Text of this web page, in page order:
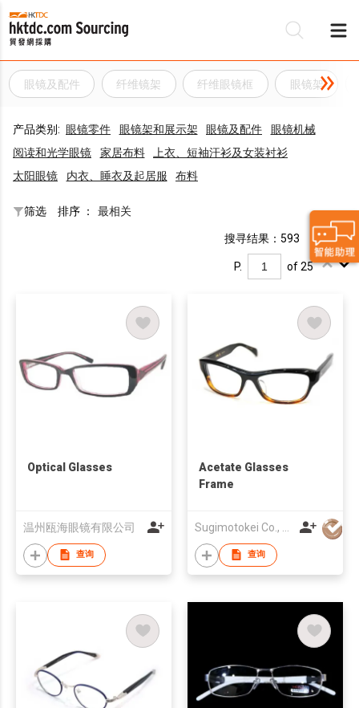
眼镜及配件 纤维镜架 纤维眼镜框 眼镜架
产品类别: 眼镜零件 眼镜架和展示架 眼镜及配件
眼镜机械
阅读和光学眼镜
家居布料
上衣、短袖汗衫及女装衬衫
太阳眼镜
内衣、睡衣及起居服 布料
筛选 排序 ： 最相关
搜寻结果：593
P. of 25
Optical Glasses
温州瓯海眼镜有限公司
查询
Acetate Glasses
Frame
查询